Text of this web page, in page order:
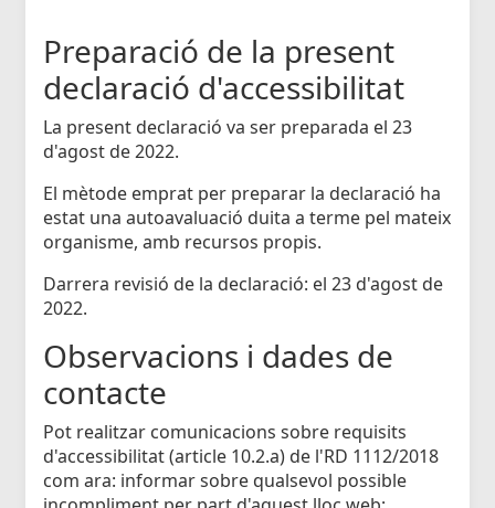
Preparació de la present
declaració d'accessibilitat
La present declaració va ser preparada el 23
d'agost de 2022.
El mètode emprat per preparar la declaració ha
estat una autoavaluació duita a terme pel mateix
organisme, amb recursos propis.
Darrera revisió de la declaració: el 23 d'agost de
2022.
Observacions i dades de
contacte
Pot realitzar comunicacions sobre requisits
d'accessibilitat (article 10.2.a) de l'RD 1112/2018
com ara: informar sobre qualsevol possible